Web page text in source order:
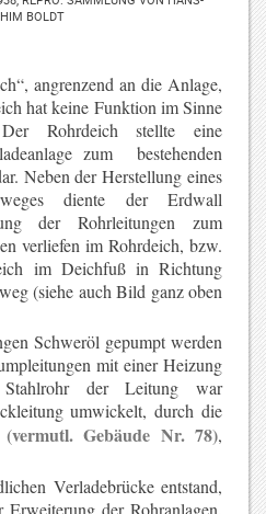
BOLDT
angrenzend an die Anlage,
hat keine Funktion im Sinne
Der Rohrdeich stellte eine
zum bestehenden
Neben der Herstellung eines
diente der Erdwall
der Rohrleitungen zum
verliefen im Rohrdeich, bzw.
im Deichfuß in Richtung
(siehe auch Bild ganz oben
Schweröl gepumpt werden
mit einer Heizung
der Leitung war
umwickelt, durch die
(vermutl. Gebäude Nr. 78),
Verladebrücke entstand,
der Rohranlagen,